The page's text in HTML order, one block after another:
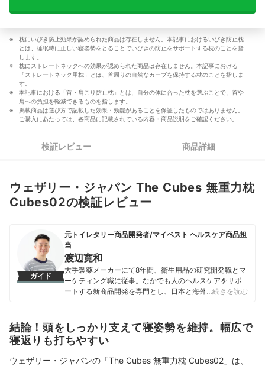
枕にいびき防止効果が認められた商品は存在しません。本記事におけるいびき防止枕
とは、睡眠時に正しい寝姿勢をとることでいびきの防止をサポートする枕のことを指
します。
枕にストレートネックへの効果が認められた商品は存在しません。本記事における
「ストレートネック用枕」とは、首周りの自然なカーブを保持する枕のことを指しま
す。
本記事における「首・肩こり防止枕」とは、自分の体に合った枕を選ぶことで、首や
肩への負担を軽減できるものを指します。
掲載商品は選び方で記載した効果・効能があることを保証したものではありません。
ご購入にあたっては、各商品に記載されている内容・商品説明をご確認ください。
検証レビュー 商品詳細
ウェザリー・ジャパン The Cubes 無重力枕
Cubes02の検証レビュー
ガイド
元トイレタリー商品開発者/マイベスト ヘルスケア商品担
当
渡辺寛和
大手製薬メーカーにて8年間、衛生用品の研究開発職とマ
ーケティング職に従事。なかでも人のヘルスケアをサポ
ートする新商品開発を専門とし、日本と海外を合わせて
品全般の比較検証を担当。「ユーザーが知りたいことを
適切な検証に基づきわかりやすく提供する」をモットー
に、日々の業務に取り組んでいる。
渡辺寛和のプロフィール
…続きを読む
結論！頭をしっかり支えて寝姿勢を維持。幅広で
寝返りも打ちやすい
ウェザリー・ジャパンの「The Cubes 無重力枕 Cubes02」は、